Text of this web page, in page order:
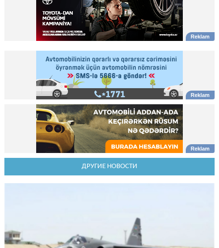
ДРУГИЕ НОВОСТИ